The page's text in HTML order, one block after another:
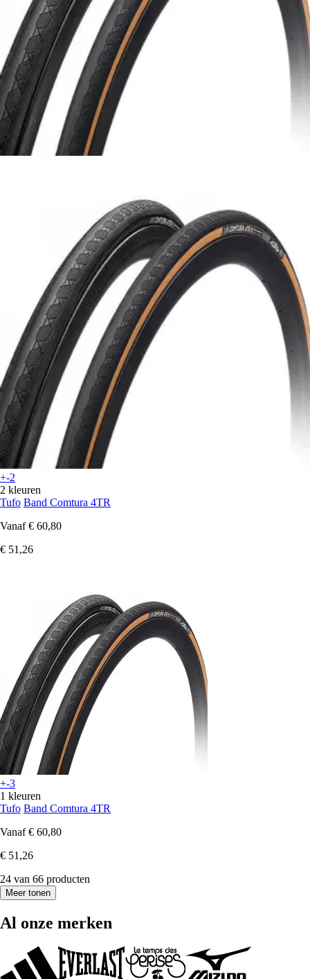
+-2
2 kleuren
Tufo Band Comtura 4TR
Vanaf € 60,80
€ 51,26
+-3
1 kleuren
Tufo Band Comtura 4TR
Vanaf € 60,80
€ 51,26
24 van 66 producten
Meer tonen
Al onze merken